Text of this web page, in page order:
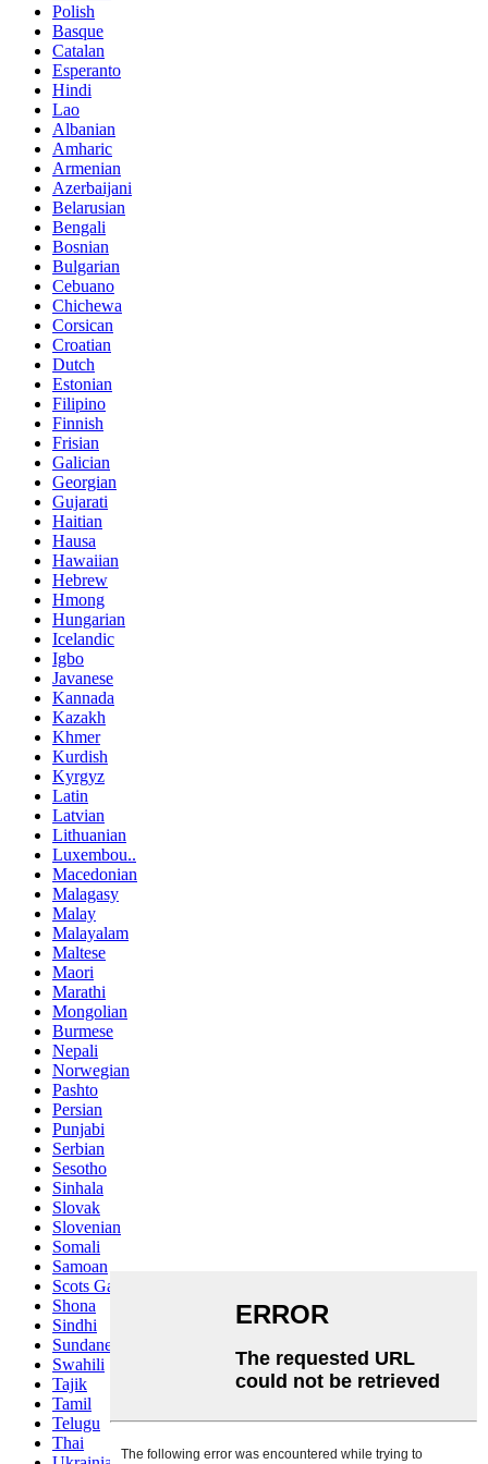
Polish
Basque
Catalan
Esperanto
Hindi
Lao
Albanian
Amharic
Armenian
Azerbaijani
Belarusian
Bengali
Bosnian
Bulgarian
Cebuano
Chichewa
Corsican
Croatian
Dutch
Estonian
Filipino
Finnish
Frisian
Galician
Georgian
Gujarati
Haitian
Hausa
Hawaiian
Hebrew
Hmong
Hungarian
Icelandic
Igbo
Javanese
Kannada
Kazakh
Khmer
Kurdish
Kyrgyz
Latin
Latvian
Lithuanian
Luxembou..
Macedonian
Malagasy
Malay
Malayalam
Maltese
Maori
Marathi
Mongolian
Burmese
Nepali
Norwegian
Pashto
Persian
Punjabi
Serbian
Sesotho
Sinhala
Slovak
Slovenian
Somali
Samoan
Scots Gaelic
Shona
Sindhi
Sundanese
Swahili
Tajik
Tamil
Telugu
Thai